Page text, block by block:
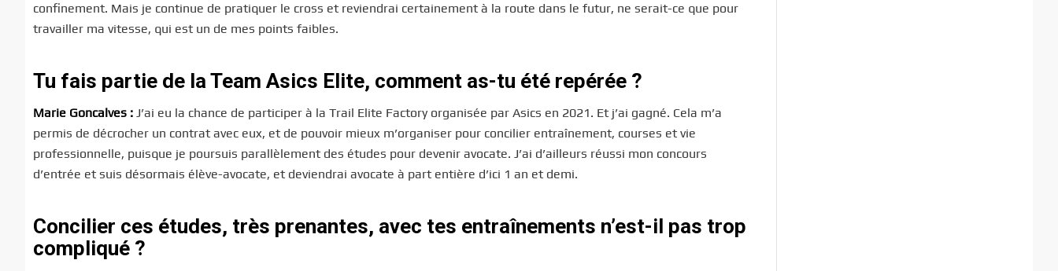
confinement. Mais je continue de pratiquer le cross et reviendrai certainement à la route dans le futur, ne serait-ce que pour
travailler ma vitesse, qui est un de mes points faibles.
Tu fais partie de la Team Asics Elite, comment as-tu été repérée ?
Marie Goncalves : J’ai eu la chance de participer à la Trail Elite Factory organisée par Asics en 2021. Et j’ai gagné. Cela m’a
permis de décrocher un contrat avec eux, et de pouvoir mieux m’organiser pour concilier entraînement, courses et vie
professionnelle, puisque je poursuis parallèlement des études pour devenir avocate. J’ai d’ailleurs réussi mon concours
d’entrée et suis désormais élève-avocate, et deviendrai avocate à part entière d’ici 1 an et demi.
Concilier ces études, très prenantes, avec tes entraînements n’est-il pas trop
compliqué ?